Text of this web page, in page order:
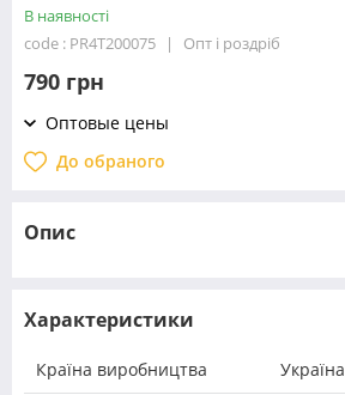
В наявності
code : PR4T200075
Опт і роздріб
790 грн
Оптовые цены
До обраного
Опис
Характеристики
Країна виробництва Україна